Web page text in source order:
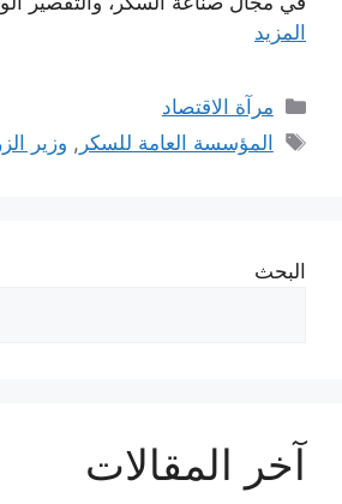
المزيد
التصنيفات
مرآة الاقتصاد
الوسوم
المؤسسة العامة للسكر , وزير
البحث
آخر المقالات